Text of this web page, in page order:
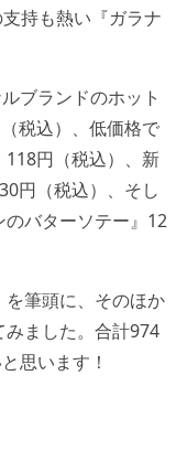
持も熱い『ガラナ
ブランドのホット
税込）、低価格で
円（税込）、新
円（税込）、そし
バターソテー』12
筆頭に、そのほか
ました。合計974
思います！